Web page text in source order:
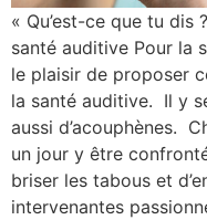
« Qu’est-ce que tu
santé auditive Pour la
le plaisir de proposer
la santé auditive. Il y
aussi d’acouphènes.
un jour y être
briser les tabous et
intervenantes